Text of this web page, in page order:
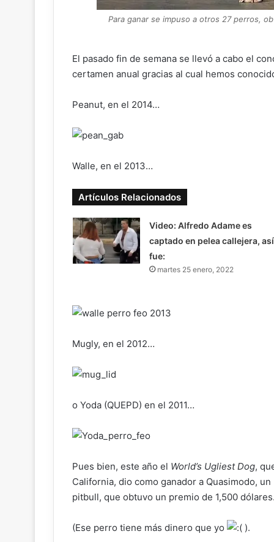
Para ganar se impuso a otros 27 perros,
El pasado fin de semana se llevó a cabo el
certamen anual gracias al cual hemos
Peanut, en el 2014…
Walle, en el 2013…
Artículos Relacionados
Video: Alfredo Adame es
captado en pelea callejera,
fue:
martes 25 enero, 2022
Mugly, en el 2012…
o Yoda (QUEPD) en el 2011…
Pues bien, este año el World’s Ugliest Dog,
California, dio como ganador a Quasimodo,
pitbull, que obtuvo un premio de 1,500
(Ese perro tiene más dinero que yo ).